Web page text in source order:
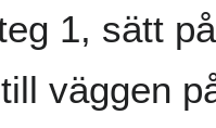
1, sätt
väggen